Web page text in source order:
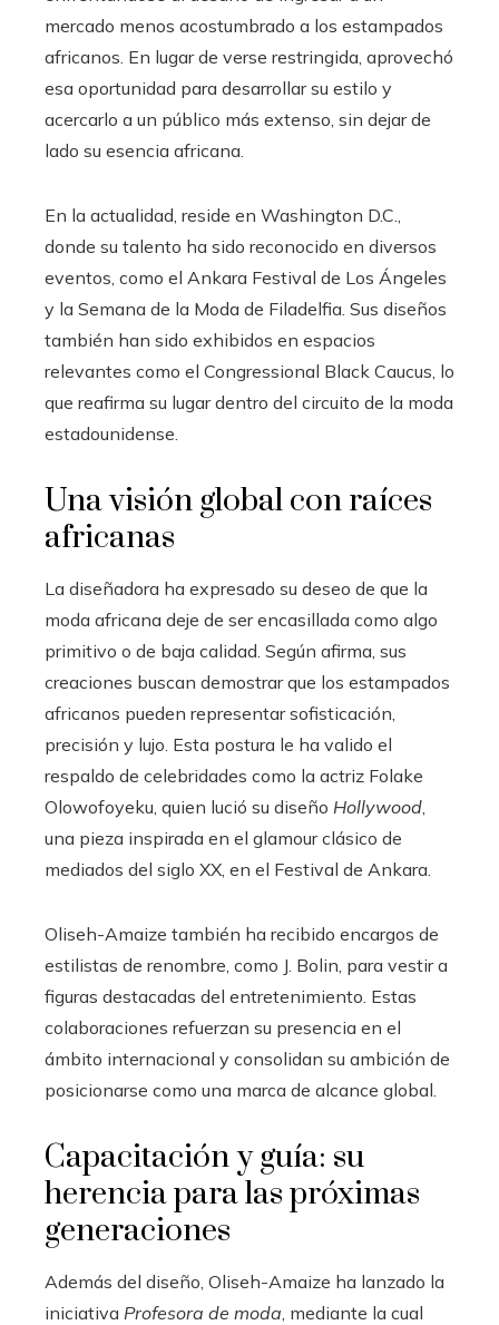
mercado menos acostumbrado a los estampados
africanos. En lugar de verse restringida, aprovechó
esa oportunidad para desarrollar su estilo y
acercarlo a un público más extenso, sin dejar de
lado su esencia africana.
En la actualidad, reside en Washington D.C.,
donde su talento ha sido reconocido en diversos
eventos, como el Ankara Festival de Los Ángeles
y la Semana de la Moda de Filadelfia. Sus diseños
también han sido exhibidos en espacios
relevantes como el Congressional Black Caucus, lo
que reafirma su lugar dentro del circuito de la moda
estadounidense.
Una visión global con raíces
africanas
La diseñadora ha expresado su deseo de que la
moda africana deje de ser encasillada como algo
primitivo o de baja calidad. Según afirma, sus
creaciones buscan demostrar que los estampados
africanos pueden representar sofisticación,
precisión y lujo. Esta postura le ha valido el
respaldo de celebridades como la actriz Folake
Olowofoyeku, quien lució su diseño Hollywood
una pieza inspirada en el glamour clásico de
mediados del siglo XX, en el Festival de Ankara.
Oliseh-Amaize también ha recibido encargos de
estilistas de renombre, como J. Bolin, para vestir a
figuras destacadas del entretenimiento. Estas
colaboraciones refuerzan su presencia en el
ámbito internacional y consolidan su ambición de
posicionarse como una marca de alcance global.
Capacitación y guía: su
herencia para las próximas
generaciones
Además del diseño, Oliseh-Amaize ha lanzado la
iniciativa Profesora de moda , mediante la cual